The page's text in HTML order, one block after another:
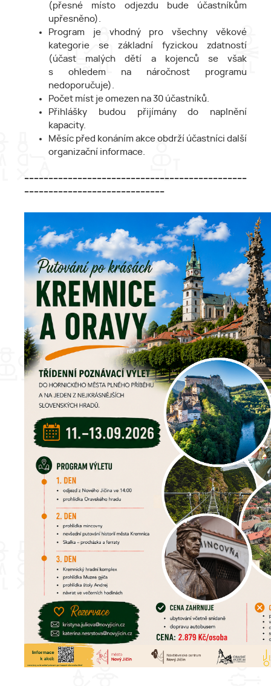
(přesné místo odjezdu bude účastníkům
upřesněno).
Program je vhodný pro všechny věkové
kategorie se základní fyzickou zdatností
(účast malých dětí a kojenců se však
s ohledem na náročnost programu
nedoporučuje).
Počet míst je omezen na 30 účastníků.
Přihlášky budou přijímány do naplnění
kapacity.
Měsíc před konáním akce obdrží účastníci další
organizační informace.
--------------------------------------------------------------------------------------------
----------------------------------------------------------